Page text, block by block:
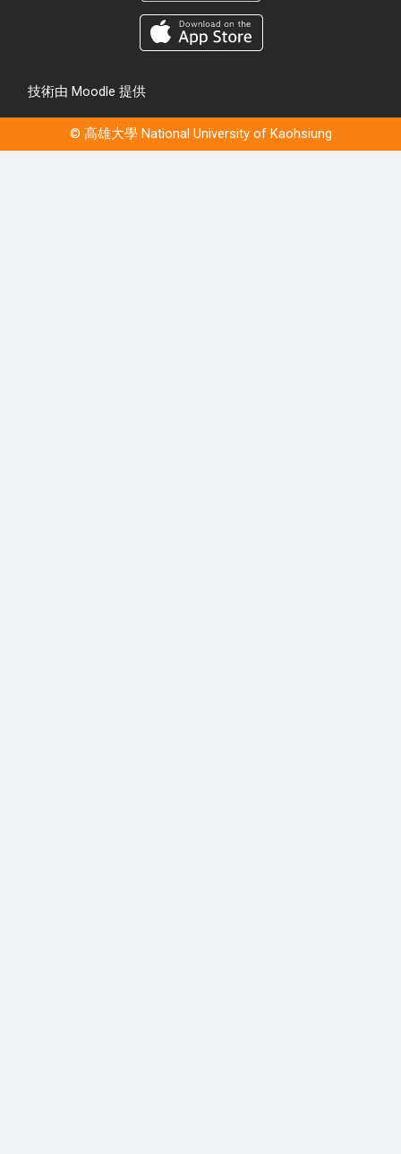
技術由 Moodle 提供
© 高雄大學 National University of Kaohsiung